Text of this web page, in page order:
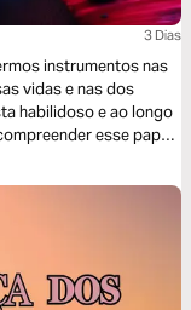
3 Dias
instrumentos nas
vidas e nas dos
habilidoso e ao longo
esse papel.
de nossa vida.